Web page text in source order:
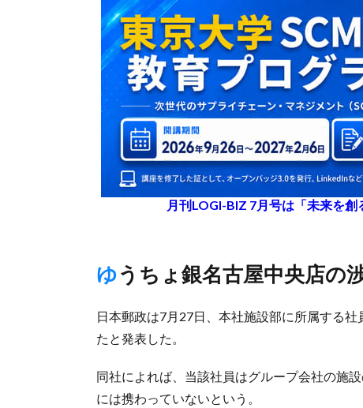
月刊LOGI-BIZ 7月号は「未来を
ゆうちょ銀名古屋中央店の
日本郵政は7月27日、本社施設部に所属する
たと発表した。
同社によれば、当該社員はグループ会社の施
には携わっていないという。